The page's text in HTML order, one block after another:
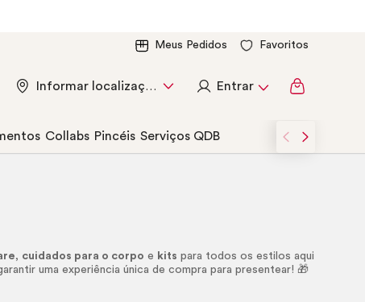
Meus Pedidos Favoritos
Informar localização Entrar
Collabs Pincéis Serviços QDB
, cuidados para o corpo e kits para todos os estilos aqui
uma experiência única de compra para presentear! 🎁